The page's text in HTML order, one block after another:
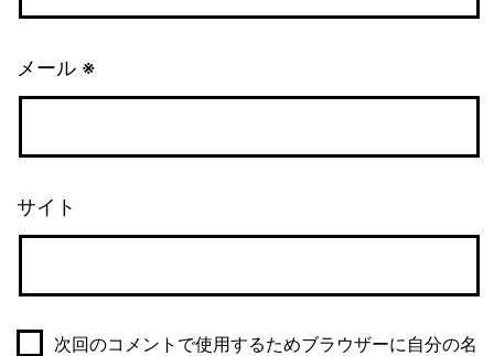
メール ※
サイト
次回のコメントで使用するためブラウザーに自分の名